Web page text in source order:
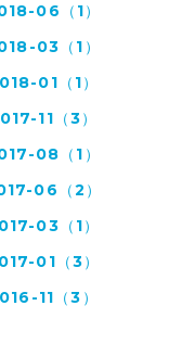
06（1）
03（1）
01（1）
11（3）
08（1）
06（2）
03（1）
01（3）
11（3）